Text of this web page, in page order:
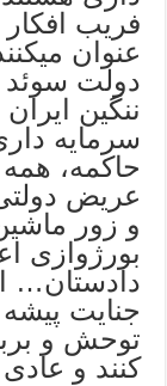
فریب
عنوان
دولت سوئد
ننگین
سرمایه
حاکمه،
عریض
و زور
بورژوازی
دادستان…
جنایت پیشه
توحش و
کنند و